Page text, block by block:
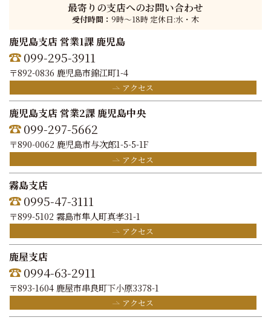
最寄りの支店へのお問い合わせ
受付時間： 9時〜18時 定休日:水・木
鹿児島支店 営業1課 鹿児島
099-295-3911
〒892-0836 鹿児島市錦江町1-4
アクセス
鹿児島支店 営業2課 鹿児島中央
099-297-5662
〒890-0062 鹿児島市与次郎1-5-5-1F
アクセス
霧島支店
0995-47-3111
〒899-5102 霧島市隼人町真孝31-1
アクセス
鹿屋支店
0994-63-2911
〒893-1604 鹿屋市串良町下小原3378-1
アクセス